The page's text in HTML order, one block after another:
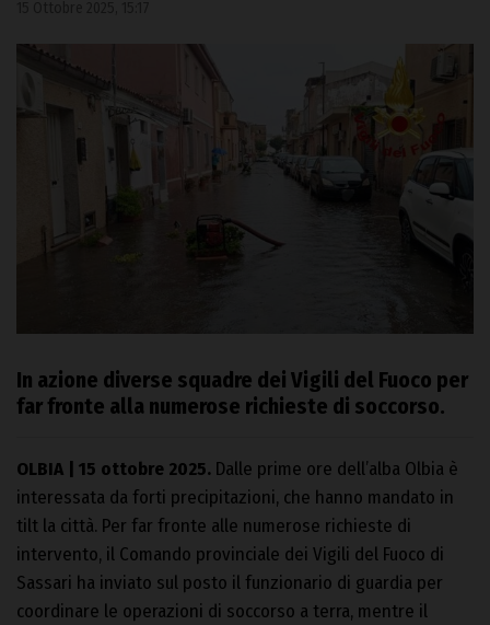
In azione diverse squadre dei Vigili del Fuoco per
far fronte alla numerose richieste di soccorso.
OLBIA | 15 ottobre 2025. Dalle prime ore dell’alba Olbia è
interessata da forti precipitazioni, che hanno mandato in
tilt la città. Per far fronte alle numerose richieste di
intervento, il Comando provinciale dei Vigili del Fuoco di
Sassari ha inviato sul posto il funzionario di guardia per
coordinare le operazioni di soccorso a terra, mentre il